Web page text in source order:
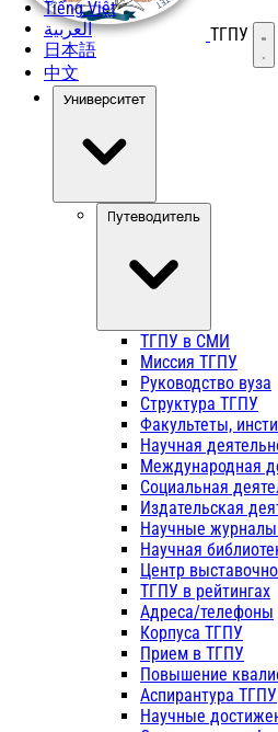
Tiếng Việt
العربية
日本語
中文
ТГПУ
Университет
Путеводитель
ТГПУ в СМИ
Миссия ТГПУ
Руководство вуза
Структура ТГПУ
Факультеты,
Научная
Международная
Социальная
Издательская
Научные
Научная
Центр
ТГПУ в рейтингах
Адреса/телефоны
Корпуса ТГПУ
Прием в ТГПУ
Повышение
Аспирантура ТГПУ
Научные